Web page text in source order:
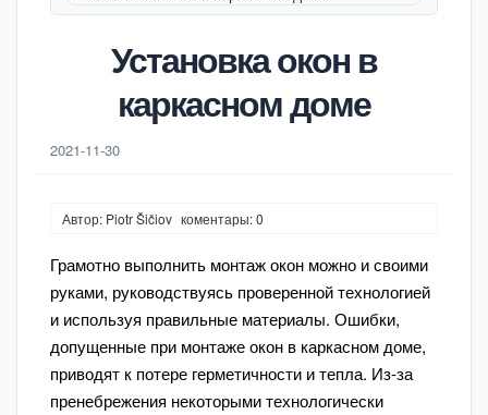
Установка окон в
каркасном доме
2021-11-30
Автор: Piotr Šičiov коментары: 0
Грамотно выполнить монтаж окон можно и своими
руками, руководствуясь проверенной технологией
и используя правильные материалы. Ошибки,
допущенные при монтаже окон в каркасном доме,
приводят к потере герметичности и тепла. Из-за
пренебрежения некоторыми технологически